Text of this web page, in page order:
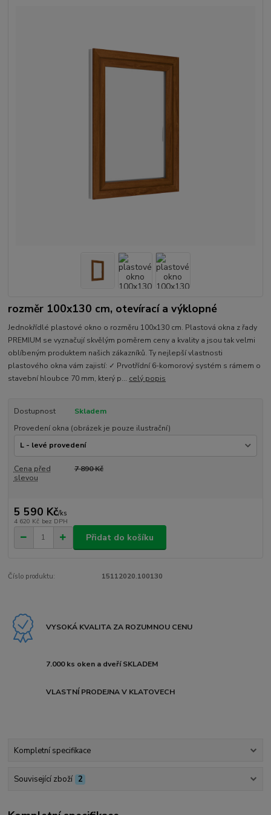
rozměr 100x130 cm, otevírací a výklopné
Jednokřídlé plastové okno o rozměru 100x130 cm. Plastová okna z řady
PREMIUM se vyznačují skvělým poměrem ceny a kvality a jsou tak velmi
oblíbeným produktem našich zákazníků. Ty nejlepší vlastnosti
plastového okna vám zajistí: ✓ Prvotřídní 6-komorový systém s rámem o
stavební hloubce 70 mm, který p... celý popis
Dostupnost
Skladem
Provedení okna (obrázek je pouze ilustrační)
Cena před
slevou
7 890 Kč
5 590 Kč/ks
4 620 Kč bez DPH
Přidat do košíku
Číslo produktu: 15112020.100130
VYSOKÁ KVALITA ZA ROZUMNOU CENU
7.000 ks oken a dveří SKLADEM
VLASTNÍ PRODEJNA V KLATOVECH
Kompletní specifikace
Související zboží 2